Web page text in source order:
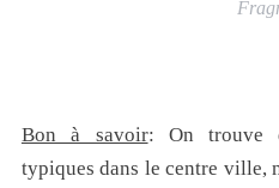
Bon à savoir: On trouve
typiques dans le centre ville,